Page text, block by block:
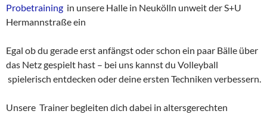
Probetraining in unsere Halle in Neukölln unweit der S+U
Hermannstraße ein
Egal ob du gerade erst anfängst oder schon ein paar Bälle über
das Netz gespielt hast – bei uns kannst du Volleyball
spielerisch entdecken oder deine ersten Techniken verbessern.
Unsere Trainer begleiten dich dabei in altersgerechten